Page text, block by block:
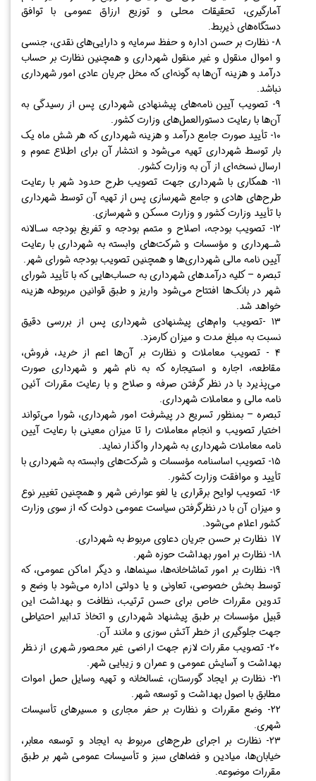
آمارگیری، تحقیقات محلی و توزیع ارزاق عمومی با توافق
دستگاه‌های ذیربط.
۸- نظارت بر حسن اداره و حفظ سرمایه و دارایی‌های نقدی، جنسی
و اموال منقول و غیر منقول شهرداری و همچنین نظارت بر حساب
درآمد و هزینه آن‌ها به گونه‌ای که مخل جریان عادی امور شهرداری
نباشد.
۹- تصویب آیین نامه‌های پیشنهادی شهرداری پس از رسیدگی به
آن‌ها با رعایت دستورالعمل‌های وزارت کشور.
۱۰- تأیید صورت جامع درآمد و هزینه شهرداری که هر شش ماه یک
بار توسط شهرداری تهیه می‌شود و انتشار آن برای اطلاع عموم و
ارسال نسخه‌ای از آن به وزارت کشور.
۱۱- همکاری با شهرداری جهت تصویب طرح حدود شهر با رعایت
طرح‌های هادی و جامع شهرسازی پس از تهیه آن توسط شهرداری
با تأیید وزارت کشور و وزارت مسکن و شهرسازی.
۱۲- تصویب بودجه، اصلاح و متمم بودجه و تفریغ بودجه سـالانه
شـهرداری و مؤسسات و شرکت‌های وابسته به شهرداری با رعایت
آیین نامه مالی شهرداری‌ها و همچنین تصویب بودجه شورای شهر.
تبصره – کلیه درآمد‌های شهرداری به حساب‌هایی که با تأیید شورای
شهر در بانک‌ها افتتاح می‌شود واریز و طبق قوانین مربوطه هزینه
خواهد شد.
۱۳ -تصویب وام‌های پیشنهادی شهرداری پس از بررسی دقیق
نسبت به مبلغ مدت و میزان کارمزد.
۴ - تصویب معاملات و نظارت بر آن‌ها اعم از خرید، فروش،
مقاطعه، اجاره و استیجاره که به نام شهر و شهرداری صورت
می‌پذیرد با در نظر گرفتن صرفه و صلاح و با رعایت مقررات آئین
نامه مالی و معاملات شهرداری.
تبصره – بمنظور تسریع در پیشرفت امور شهرداری، شورا می‌تواند
اختیار تصویب و انجام معاملات را تا میزان معینی با رعایت آیین
نامه معاملات شهرداری به شهردار واگذار نماید.
۱۵- تصویب اساسنامه مؤسسات و شرکت‌های وابسته به شهرداری با
تأیید و موافقت وزارت کشور.
۱۶- تصویب لوایح برقراری یا لغو عوارض شهر و همچنین تغییر نوع
و میزان آن با در نظرگرفتن سیاست عمومی دولت که از سوی وزارت
کشور اعلام می‌شود.
۱۷ نظارت بر حسن جریان دعاوی مربوط به شهرداری.
۱۸- نظارت بر امور بهداشت حوزه شهر.
۱۹- نظارت بر امور تماشاخانه‌ها، سینما‌ها، و دیگر اماکن عمومی، که
توسط بخش خصوصی، تعاونی و یا دولتی اداره می‌شود با وضع و
تدوین مقررات خاص برای حسن ترتیب، نظافت و بهداشت این
قبیل مؤسسات بر طبق پیشنهاد شهرداری و اتخاذ تدابیر احتیاطی
جهت جلوگیری از خطر آتش سوزی و مانند آن.
۲۰- تصویب مقررات لازم جهت اراضی غیر محصور شهری از نظر
بهداشت و آسایش عمومی و عمران و زیبایی شهر.
۲۱- نظارت بر ایجاد گورستان، غسالخانه و تهیه وسایل حمل اموات
مطابق با اصول بهداشت و توسعه شهر.
۲۲- وضع مقررات و نظارت بر حفر مجاری و مسیر‌های تأسیسات
شهری.
۲۳- نظارت بر اجرای طرح‌های مربوط به ایجاد و توسعه معابر،
خیابان‌ها، میادین و فضا‌های سبز و تأسیسات عمومی شهر بر طبق
مقررات موضوعه.